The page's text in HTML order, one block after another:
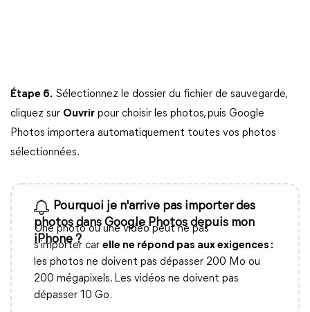
Étape 6. Sélectionnez le dossier du fichier de sauvegarde,
cliquez sur Ouvrir pour choisir les photos, puis Google
Photos importera automatiquement toutes vos photos
sélectionnées.
Pourquoi je n'arrive pas importer des
photos dans Google Photos depuis mon
iPhone ?
Une photo ou une vidéo peut ne pas
s'importer car elle ne répond pas aux exigences :
les photos ne doivent pas dépasser 200 Mo ou
200 mégapixels. Les vidéos ne doivent pas
dépasser 10 Go.